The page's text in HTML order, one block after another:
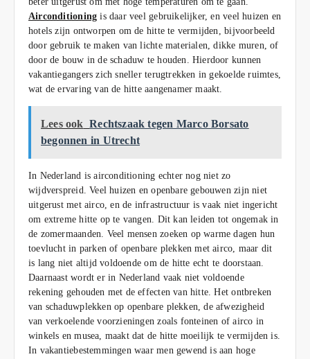
Airconditioning is daar veel gebruikelijker, en veel huizen en
hotels zijn ontworpen om de hitte te vermijden, bijvoorbeeld
door gebruik te maken van lichte materialen, dikke muren, of
door de bouw in de schaduw te houden. Hierdoor kunnen
vakantiegangers zich sneller terugtrekken in gekoelde ruimtes,
wat de ervaring van de hitte aangenamer maakt.
Lees ook Rechtszaak tegen Marco Borsato
begonnen in Utrecht
In Nederland is airconditioning echter nog niet zo
wijdverspreid. Veel huizen en openbare gebouwen zijn niet
uitgerust met airco, en de infrastructuur is vaak niet ingericht
om extreme hitte op te vangen. Dit kan leiden tot ongemak in
de zomermaanden. Veel mensen zoeken op warme dagen hun
toevlucht in parken of openbare plekken met airco, maar dit
is lang niet altijd voldoende om de hitte echt te doorstaan.
Daarnaast wordt er in Nederland vaak niet voldoende
rekening gehouden met de effecten van hitte. Het ontbreken
van schaduwplekken op openbare plekken, de afwezigheid
van verkoelende voorzieningen zoals fonteinen of airco in
winkels en musea, maakt dat de hitte moeilijk te vermijden is.
In vakantiebestemmingen waar men gewend is aan hoge